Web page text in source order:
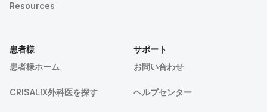
Resources
患者様
患者様ホーム
CRISALIX外科医を探す
サポート
お問い合わせ
ヘルプセンター